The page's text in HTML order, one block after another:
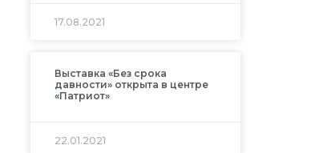
17.08.2021
Выставка «Без срока
давности» открыта в центре
«Патриот»
22.01.2021